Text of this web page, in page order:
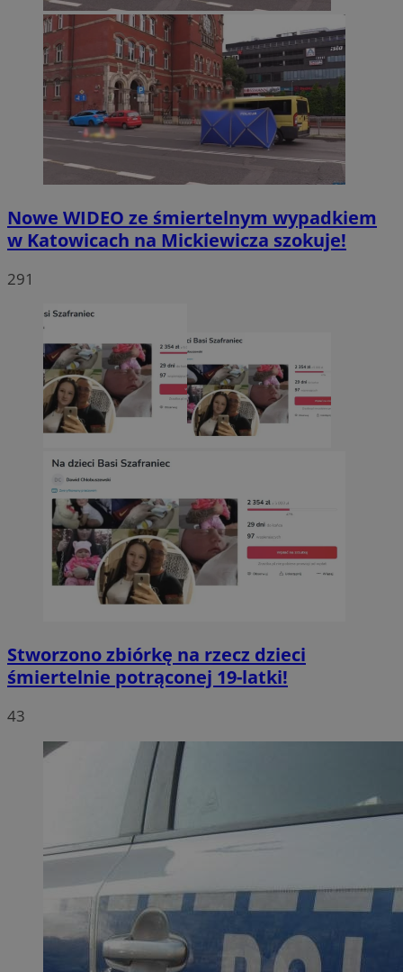
Nowe WIDEO ze śmiertelnym wypadkiem
w Katowicach na Mickiewicza szokuje!
291
Stworzono zbiórkę na rzecz dzieci
śmiertelnie potrąconej 19-latki!
43